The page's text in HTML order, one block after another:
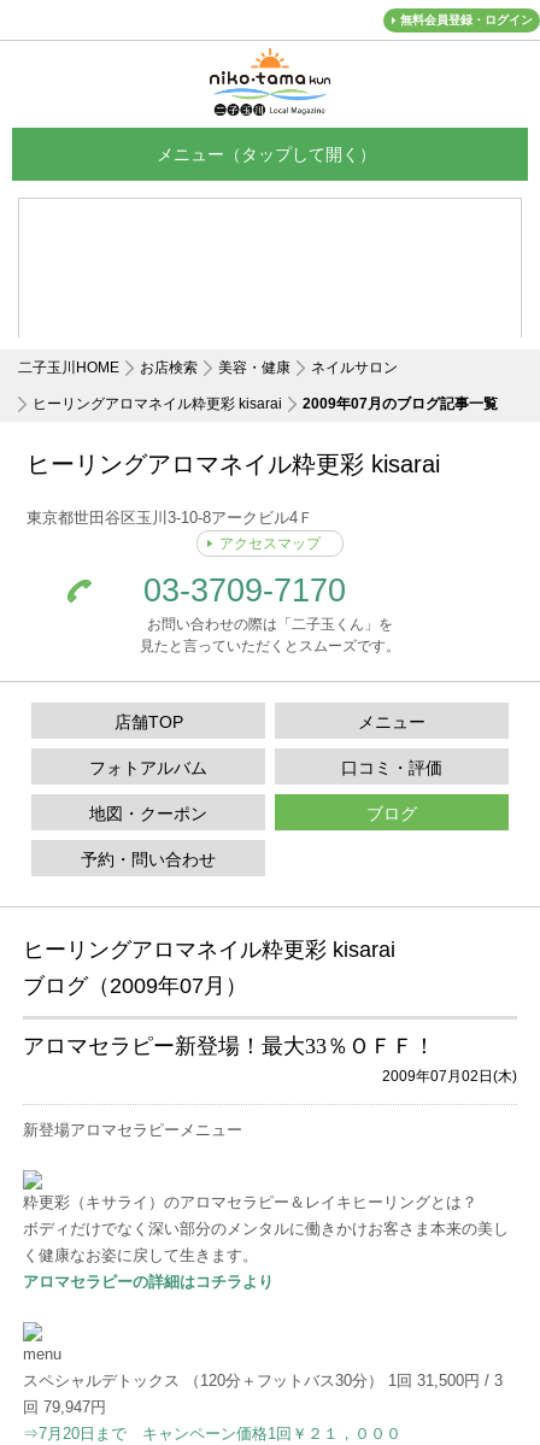
無料会員登録・ログイン
二子玉川HOME お店検索 美容・健康 ネイルサロン
ヒーリングアロマネイル粋更彩 kisarai 2009年07月のブログ記事一覧
ヒーリングアロマネイル粋更彩 kisarai
東京都世田谷区玉川3-10-8アークビル4Ｆ
アクセスマップ
03-3709-7170
お問い合わせの際は「二子玉くん」を
見たと言っていただくとスムーズです。
店舗TOP メニュー
フォトアルバム 口コミ・評価
地図・クーポン ブログ
予約・問い合わせ
ヒーリングアロマネイル粋更彩 kisarai
ブログ（2009年07月）
アロマセラピー新登場！最大33％ＯＦＦ！
2009年07月02日(木)
新登場アロマセラピーメニュー
粋更彩（キサライ）のアロマセラピー＆レイキヒーリングとは？
ボディだけでなく深い部分のメンタルに働きかけお客さま本来の美し
く健康なお姿に戻して生きます。
アロマセラピーの詳細はコチラより
menu
スペシャルデトックス （120分＋フットバス30分） 1回 31,500円 / 3
回 79,947円
⇒7月20日まで キャンペーン価格1回￥２１，０００
メニュー